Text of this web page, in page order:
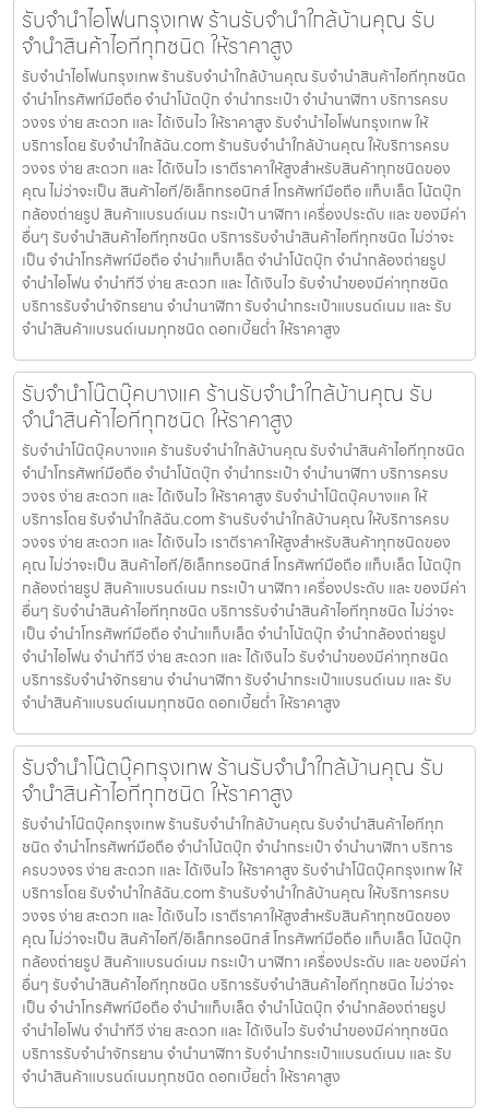
รับจำนำไอโฟนกรุงเทพ ร้านรับจำนำใกล้บ้านคุณ รับ
จำนำสินค้าไอทีทุกชนิด ให้ราคาสูง
รับจำนำไอโฟนกรุงเทพ ร้านรับจำนำใกล้บ้านคุณ รับจำนำสินค้าไอทีทุกชนิด
จำนำโทรศัพท์มือถือ จำนำโน้ตบุ๊ก จำนำกระเป๋า จำนำนาฬิกา บริการครบ
วงจร ง่าย สะดวก และ ได้เงินไว ให้ราคาสูง รับจำนำไอโฟนกรุงเทพ ให้
บริการโดย รับจํานําใกล้ฉัน.com ร้านรับจำนำใกล้บ้านคุณ ให้บริการครบ
วงจร ง่าย สะดวก และ ได้เงินไว เราตีราคาให้สูงสำหรับสินค้าทุกชนิดของ
คุณ ไม่ว่าจะเป็น สินค้าไอที/อิเล็กทรอนิกส์ โทรศัพท์มือถือ แท็บเล็ต โน้ตบุ๊ก
กล้องถ่ายรูป สินค้าแบรนด์เนม กระเป๋า นาฬิกา เครื่องประดับ และ ของมีค่า
อื่นๆ รับจำนำสินค้าไอทีทุกชนิด บริการรับจำนำสินค้าไอทีทุกชนิด ไม่ว่าจะ
เป็น จำนำโทรศัพท์มือถือ จำนำแท็บเล็ต จำนำโน้ตบุ๊ก จำนำกล้องถ่ายรูป
จำนำไอโฟน จำนำทีวี ง่าย สะดวก และ ได้เงินไว รับจำนำของมีค่าทุกชนิด
บริการรับจำนำจักรยาน จำนำนาฬิกา รับจำนำกระเป๋าแบรนด์เนม และ รับ
จำนำสินค้าแบรนด์เนมทุกชนิด ดอกเบี้ยต่ำ ให้ราคาสูง
รับจำนำโน๊ตบุ๊คบางแค ร้านรับจำนำใกล้บ้านคุณ รับ
จำนำสินค้าไอทีทุกชนิด ให้ราคาสูง
รับจำนำโน๊ตบุ๊คบางแค ร้านรับจำนำใกล้บ้านคุณ รับจำนำสินค้าไอทีทุกชนิด
จำนำโทรศัพท์มือถือ จำนำโน้ตบุ๊ก จำนำกระเป๋า จำนำนาฬิกา บริการครบ
วงจร ง่าย สะดวก และ ได้เงินไว ให้ราคาสูง รับจำนำโน๊ตบุ๊คบางแค ให้
บริการโดย รับจํานําใกล้ฉัน.com ร้านรับจำนำใกล้บ้านคุณ ให้บริการครบ
วงจร ง่าย สะดวก และ ได้เงินไว เราตีราคาให้สูงสำหรับสินค้าทุกชนิดของ
คุณ ไม่ว่าจะเป็น สินค้าไอที/อิเล็กทรอนิกส์ โทรศัพท์มือถือ แท็บเล็ต โน้ตบุ๊ก
กล้องถ่ายรูป สินค้าแบรนด์เนม กระเป๋า นาฬิกา เครื่องประดับ และ ของมีค่า
อื่นๆ รับจำนำสินค้าไอทีทุกชนิด บริการรับจำนำสินค้าไอทีทุกชนิด ไม่ว่าจะ
เป็น จำนำโทรศัพท์มือถือ จำนำแท็บเล็ต จำนำโน้ตบุ๊ก จำนำกล้องถ่ายรูป
จำนำไอโฟน จำนำทีวี ง่าย สะดวก และ ได้เงินไว รับจำนำของมีค่าทุกชนิด
บริการรับจำนำจักรยาน จำนำนาฬิกา รับจำนำกระเป๋าแบรนด์เนม และ รับ
จำนำสินค้าแบรนด์เนมทุกชนิด ดอกเบี้ยต่ำ ให้ราคาสูง
รับจำนำโน๊ตบุ๊คกรุงเทพ ร้านรับจำนำใกล้บ้านคุณ รับ
จำนำสินค้าไอทีทุกชนิด ให้ราคาสูง
รับจำนำโน๊ตบุ๊คกรุงเทพ ร้านรับจำนำใกล้บ้านคุณ รับจำนำสินค้าไอทีทุก
ชนิด จำนำโทรศัพท์มือถือ จำนำโน้ตบุ๊ก จำนำกระเป๋า จำนำนาฬิกา บริการ
ครบวงจร ง่าย สะดวก และ ได้เงินไว ให้ราคาสูง รับจำนำโน๊ตบุ๊คกรุงเทพ ให้
บริการโดย รับจํานําใกล้ฉัน.com ร้านรับจำนำใกล้บ้านคุณ ให้บริการครบ
วงจร ง่าย สะดวก และ ได้เงินไว เราตีราคาให้สูงสำหรับสินค้าทุกชนิดของ
คุณ ไม่ว่าจะเป็น สินค้าไอที/อิเล็กทรอนิกส์ โทรศัพท์มือถือ แท็บเล็ต โน้ตบุ๊ก
กล้องถ่ายรูป สินค้าแบรนด์เนม กระเป๋า นาฬิกา เครื่องประดับ และ ของมีค่า
อื่นๆ รับจำนำสินค้าไอทีทุกชนิด บริการรับจำนำสินค้าไอทีทุกชนิด ไม่ว่าจะ
เป็น จำนำโทรศัพท์มือถือ จำนำแท็บเล็ต จำนำโน้ตบุ๊ก จำนำกล้องถ่ายรูป
จำนำไอโฟน จำนำทีวี ง่าย สะดวก และ ได้เงินไว รับจำนำของมีค่าทุกชนิด
บริการรับจำนำจักรยาน จำนำนาฬิกา รับจำนำกระเป๋าแบรนด์เนม และ รับ
จำนำสินค้าแบรนด์เนมทุกชนิด ดอกเบี้ยต่ำ ให้ราคาสูง